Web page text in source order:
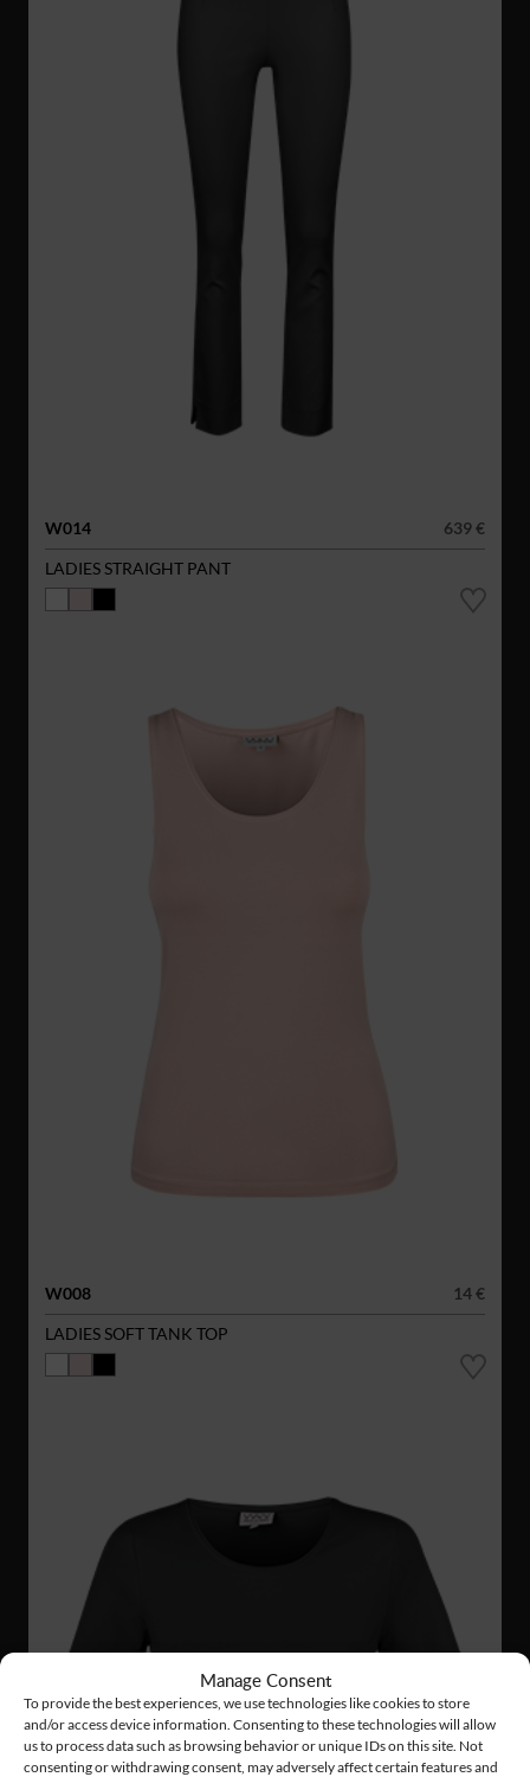
Manage Consent
To provide the best experiences, we use technologies like cookies to store
and/or access device information. Consenting to these technologies will allow
us to process data such as browsing behavior or unique IDs on this site. Not
consenting or withdrawing consent, may adversely affect certain features and
W014
639 €
LADIES STRAIGHT PANT
W008
14 €
LADIES SOFT TANK TOP